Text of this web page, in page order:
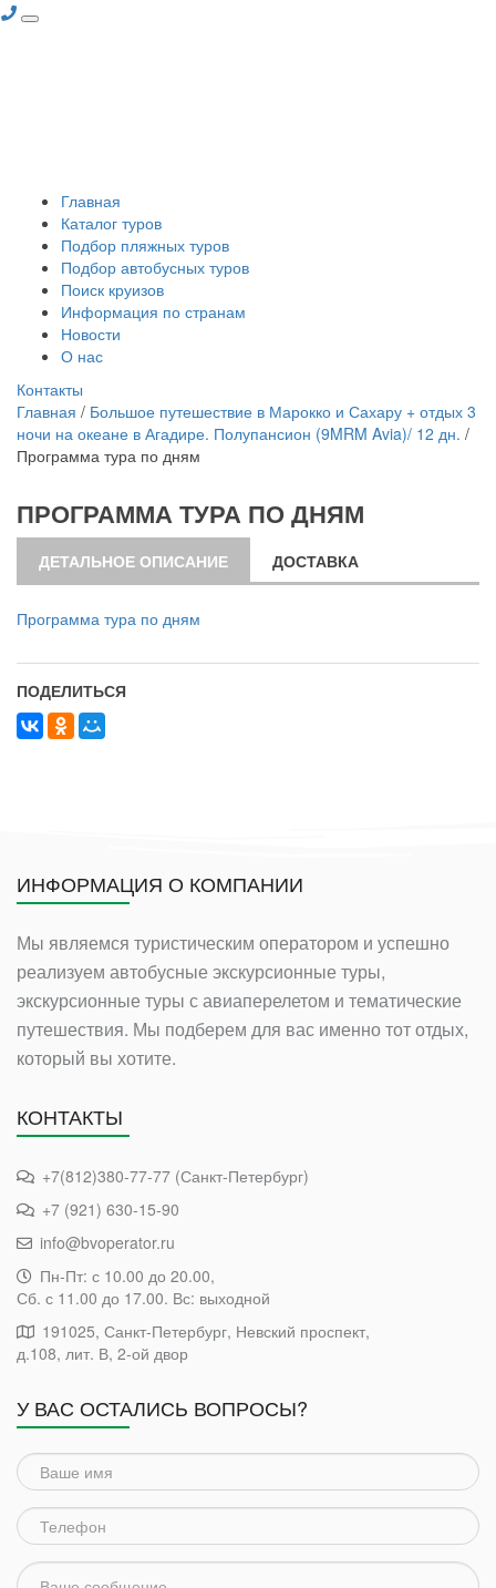
Главная
Каталог туров
Подбор пляжных туров
Подбор автобусных туров
Поиск круизов
Информация по странам
Новости
О нас
Контакты
Главная / Большое путешествие в Марокко и Сахару + отдых 3
ночи на океане в Агадире. Полупансион (9MRM Avia)/ 12 дн. /
Программа тура по дням
ПРОГРАММА ТУРА ПО ДНЯМ
ДЕТАЛЬНОЕ ОПИСАНИЕ ДОСТАВКА
Программа тура по дням
ПОДЕЛИТЬСЯ
ИНФОРМАЦИЯ О КОМПАНИИ
Мы являемся туристическим оператором и успешно
реализуем автобусные экскурсионные туры,
экскурсионные туры с авиаперелетом и тематические
путешествия. Мы подберем для вас именно тот отдых,
который вы хотите.
КОНТАКТЫ
+7(812)380-77-77 (Санкт-Петербург)
+7 (921) 630-15-90
info@bvoperator.ru
Пн-Пт: с 10.00 до 20.00,
Сб. с 11.00 до 17.00. Вс: выходной
191025, Санкт-Петербург, Невский проспект,
д.108, лит. В, 2-ой двор
У ВАС ОСТАЛИСЬ ВОПРОСЫ?